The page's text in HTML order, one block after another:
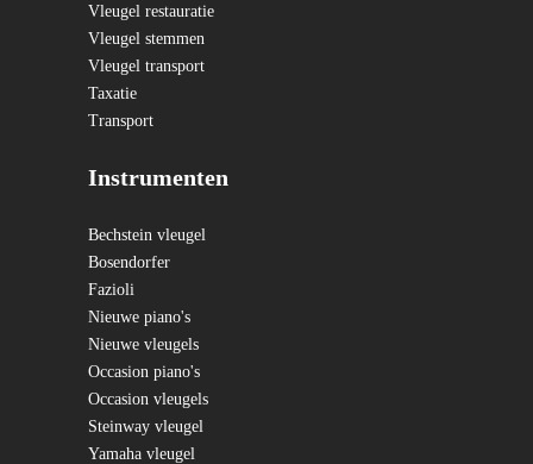
Vleugel restauratie
Vleugel stemmen
Vleugel transport
Taxatie
Transport
Instrumenten
Bechstein vleugel
Bosendorfer
Fazioli
Nieuwe piano's
Nieuwe vleugels
Occasion piano's
Occasion vleugels
Steinway vleugel
Yamaha vleugel